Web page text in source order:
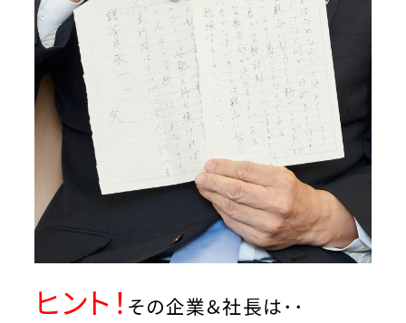
ヒント！ その企業＆社長は･･